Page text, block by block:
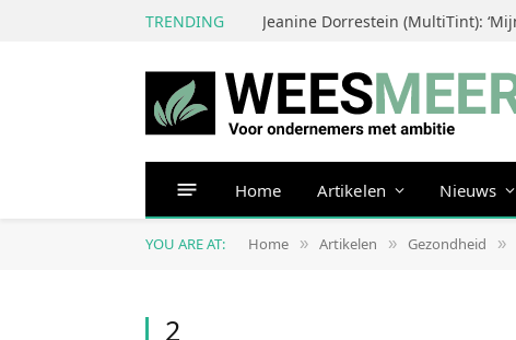
TRENDING
Home Artikelen Nieuws
YOU ARE AT: Home » Artikelen » Gezondheid »
2